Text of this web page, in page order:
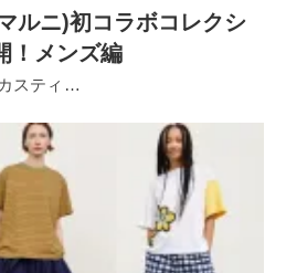
ルニ)初コラボコレクシ
！メンズ編
スティ…